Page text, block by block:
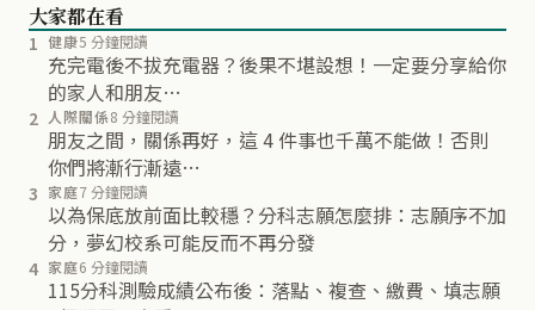
大家都在看
1 健康5 分鐘閱讀
充完電後不拔充電器？後果不堪設想！一定要分享給你
的家人和朋友…
2 人際關係8 分鐘閱讀
朋友之間，關係再好，這 4 件事也千萬不能做！否則
你們將漸行漸遠…
3 家庭7 分鐘閱讀
以為保底放前面比較穩？分科志願怎麼排：志願序不加
分，夢幻校系可能反而不再分發
4 家庭6 分鐘閱讀
115分科測驗成績公布後：落點、複查、繳費、填志願